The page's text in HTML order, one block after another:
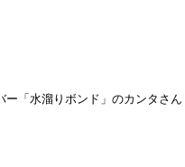
「水溜りボンド」のカンタさ